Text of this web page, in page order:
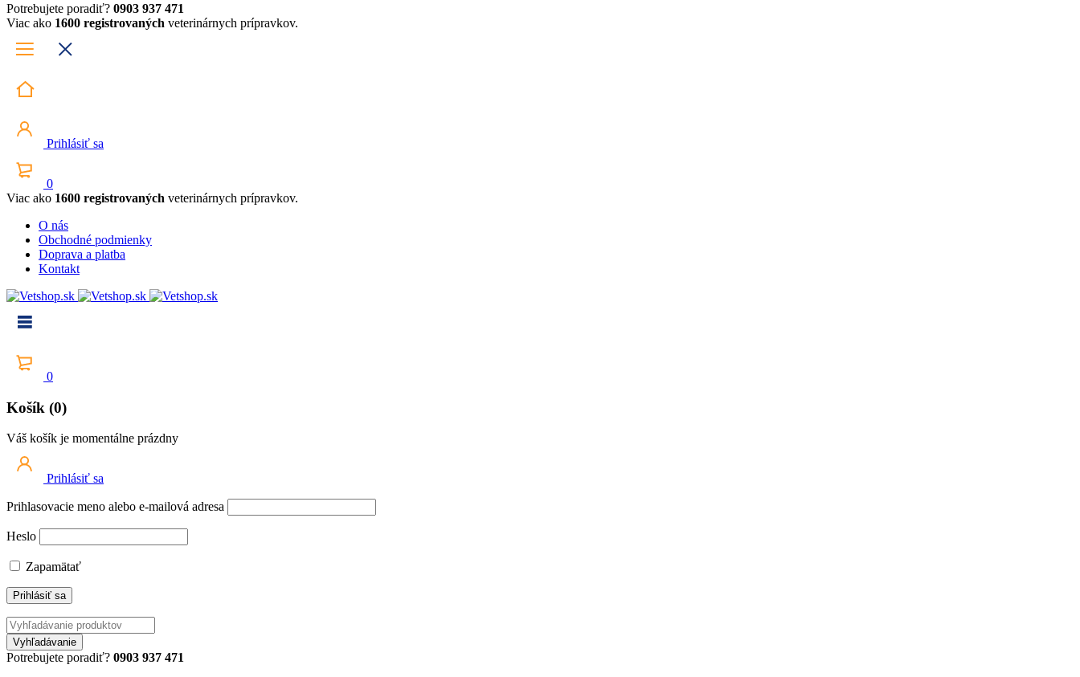
Potrebujete poradiť? 0903 937 471
Viac ako 1600 registrovaných veterinárnych prípravkov.
Prihlásiť sa
0
Viac ako 1600 registrovaných veterinárnych prípravkov.
O nás
Obchodné podmienky
Doprava a platba
Kontakt
0
Košík (0)
Váš košík je momentálne prázdny
Prihlásiť sa
Prihlasovacie meno alebo e-mailová adresa
Heslo
Zapamätať
Potrebujete poradiť? 0903 937 471